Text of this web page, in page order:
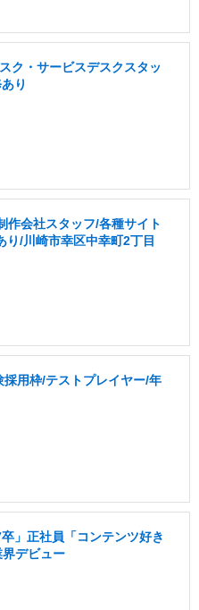
ク・サービスデスクスタッ
り
作会社スタッフ/各種サイト
り/川崎市幸区中幸町2丁目
採用枠/テストプレイヤー/年
」正社員「コンテンツ好き
デビュー